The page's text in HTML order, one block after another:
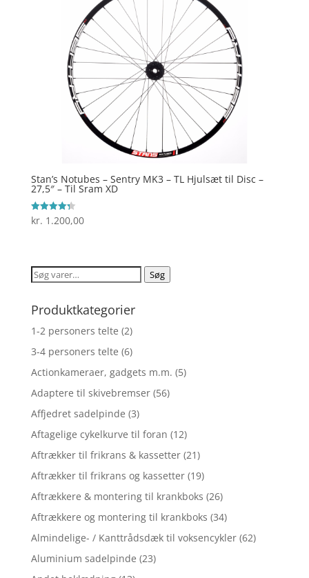
Stan’s Notubes – Sentry MK3 – TL Hjulsæt til Disc –
27,5″ – Til Sram XD
Vurderet
4.3
kr. 1.200,00
Søg
Søg
Produktkategorier
1-2 personers telte (2)
3-4 personers telte (6)
Actionkameraer, gadgets m.m. (5)
Adaptere til skivebremser (56)
Affjedret sadelpinde (3)
Aftagelige cykelkurve til foran (12)
Aftrækker til frikrans & kassetter (21)
Aftrækker til frikrans og kassetter (19)
Aftrækkere & montering til krankboks (26)
Aftrækkere og montering til krankboks (34)
Almindelige- / Kanttrådsdæk til voksencykler (62)
Aluminium sadelpinde (23)